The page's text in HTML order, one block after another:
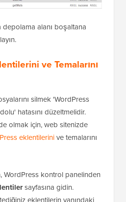
depolama alanı boşaltana
ve Temalarını
silmek 'WordPress
hatasını düzeltmelidir.
olmak için, web sitenizde
eklentilerinive temalarını
WordPress kontrol panelinden
sayfasına gidin.